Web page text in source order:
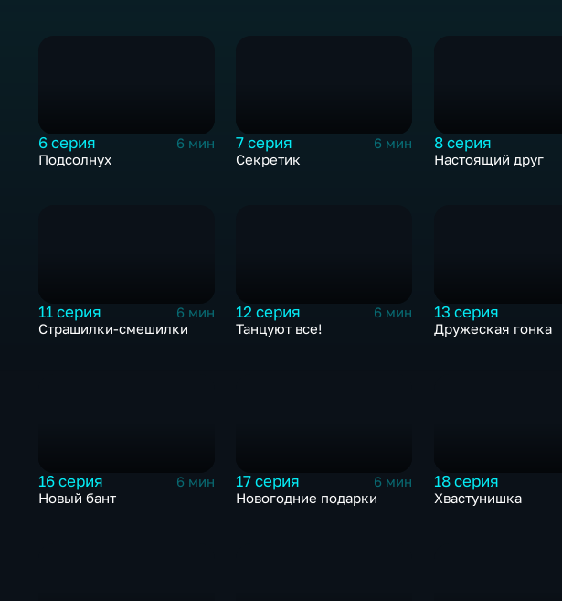
6 серия
6 мин
Подсолнух
7 серия
6 мин
Секретик
8 серия
Настоящий друг
11 серия
6 мин
Страшилки-смешилки
12 серия
6 мин
Танцуют все!
13 серия
Дружеская гонка
16 серия
6 мин
Новый бант
17 серия
6 мин
Новогодние подарки
18 серия
Хвастунишка